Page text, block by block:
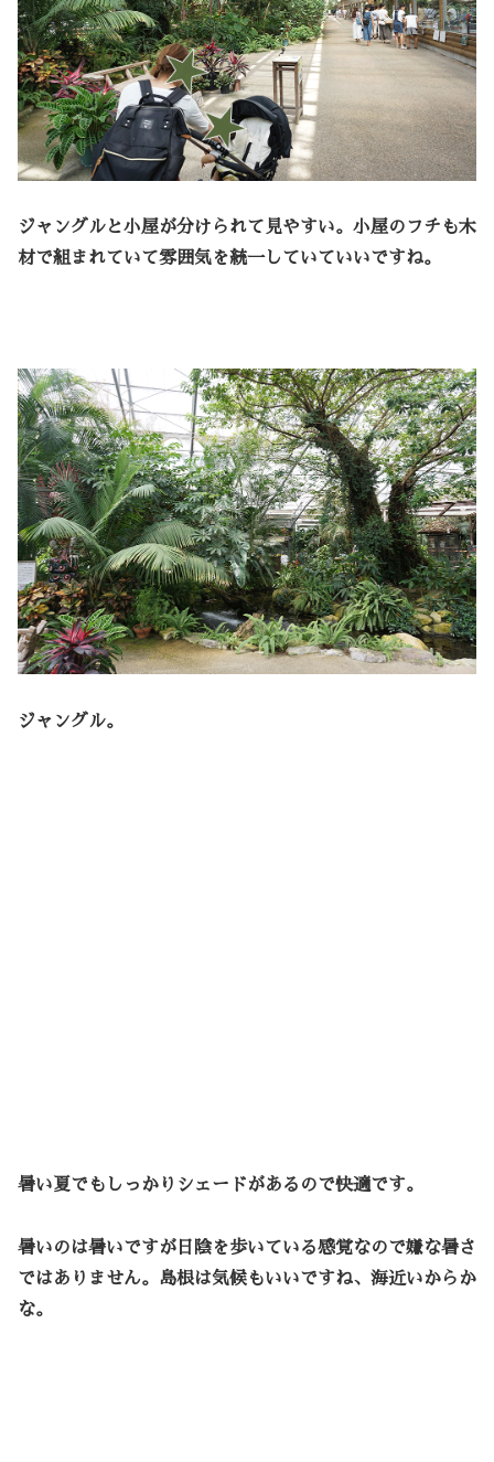
ジャングルと小屋が分けられて見やすい。小屋のフチも木
材で組まれていて雰囲気を統一していていいですね。
ジャングル。
暑い夏でもしっかりシェードがあるので快適です。
暑いのは暑いですが日陰を歩いている感覚なので嫌な暑さ
ではありません。島根は気候もいいですね、海近いからか
な。